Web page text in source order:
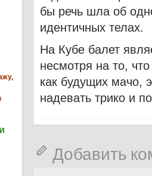
бы речь шла об
идентичных телах.
На Кубе балет
несмотря на то,
как будущих мачо,
надевать трико и
Добавить